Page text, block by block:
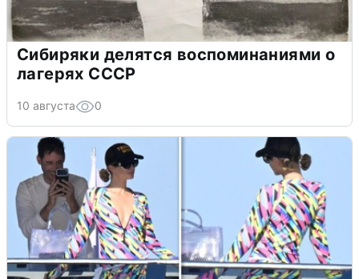
Сибиряки делятся воспоминаниями о
лагерях СССР
10 августа 0